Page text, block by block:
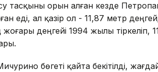
су тасқыны орын алған кезде
еді, ал қазір ол - 11,87 метр
деңгейі 1994 жылы тіркеліп,
бөгеті қайта бекітілді,